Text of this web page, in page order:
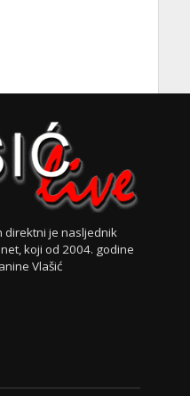
direktni je nasljednik
koji od 2004. godine
Vlašić